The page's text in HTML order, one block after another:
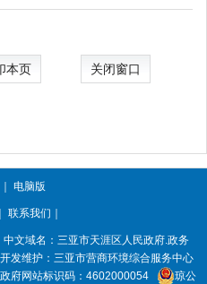
本页 关闭窗口
｜ 电脑版
｜ 联系我们 ｜
中文域名： 三亚市天涯区人民政府.政务
开发维护：三亚市营商环境综合服务中心
政府网站标识码： 4602000054 琼公